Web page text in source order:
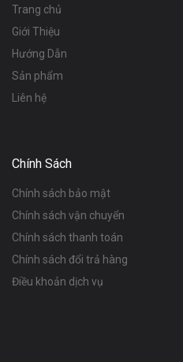
Trang chủ
Giới Thiệu
Hướng Dẫn
Sản phẩm
Liên hệ
Chính Sách
Chính sách bảo mật
Chính sách vận chuyển
Chính sách thanh toán
Chính sách đổi trả hàng
Điều khoản dịch vụ